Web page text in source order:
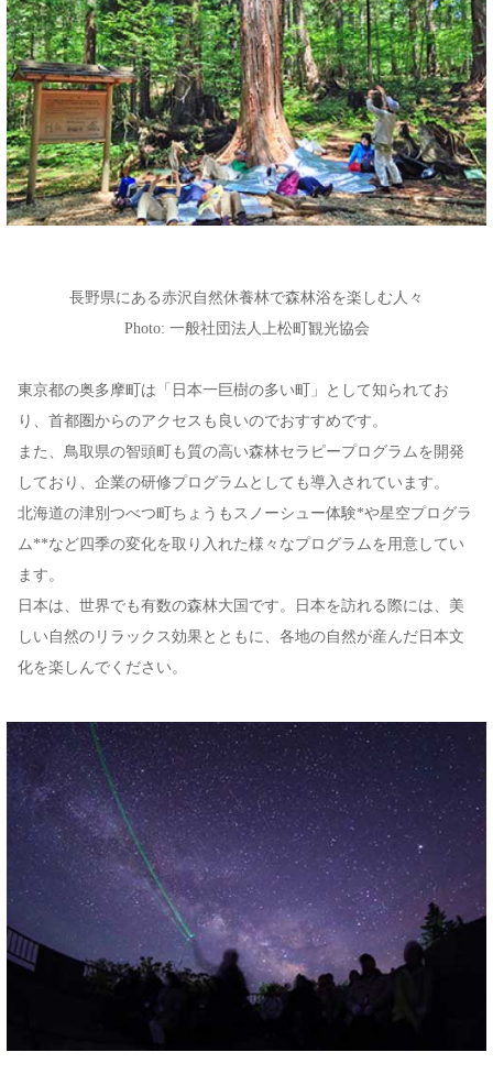
長野県にある赤沢自然休養林で森林浴を楽しむ人々
Photo: 一般社団法人上松町観光協会
東京都の奥多摩町は「日本一巨樹の多い町」として知られてお
り、首都圏からのアクセスも良いのでおすすめです。
また、鳥取県の智頭町も質の高い森林セラピープログラムを開発
しており、企業の研修プログラムとしても導入されています。
北海道の津別つべつ町ちょうもスノーシュー体験*や星空プログラ
ム**など四季の変化を取り入れた様々なプログラムを用意してい
ます。
日本は、世界でも有数の森林大国です。日本を訪れる際には、美
しい自然のリラックス効果とともに、各地の自然が産んだ日本文
化を楽しんでください。